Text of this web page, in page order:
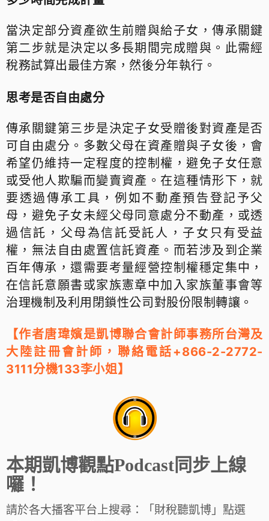
當決定部分資產欲生前贈與給子女，傳承關鍵
第二步就是決定以多長期間完成贈與。此需經
稅務試算出最佳方案，然後分年執行。
思考是否自由處分
傳承關鍵第三步是決定子女受贈後對資產是否
可自由處分。多數父母在資產贈與子女後，會
希望仍維持一定程度的控制權，避免子女任意
或受他人欺騙而變賣資產。在這種情形下，就
要透過傳承工具，例如不動產預告登記予父
母，避免子女未經父母同意處分不動產，或透
過信託，父母為信託受託人，子女只有受益
權，無法自由處置信託資產。而若涉及到企業
百年傳承，還需要考量經營控制權穩定集中，
在信託意願書或家族憲章中加入家族董事會等
治理機制及利用閉鎖性公司對股份限制轉讓。
【作者唐瑋嬪是凱博聯合會計師事務所台灣及
大陸註冊會計師 ，聯絡電話+866-2-2772-
3111分機133李小姐】
本期凱博觀點Podcast同步上線
囉！
請於各大播客平台上搜尋：「財稅聽凱博」點選